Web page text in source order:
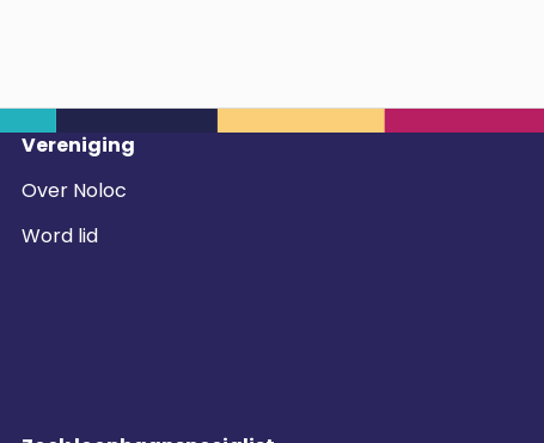
Vereniging
Over Noloc
Word lid